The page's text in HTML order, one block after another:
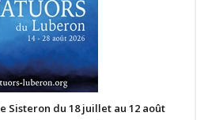
Sisteron du 18 juillet au 12 août